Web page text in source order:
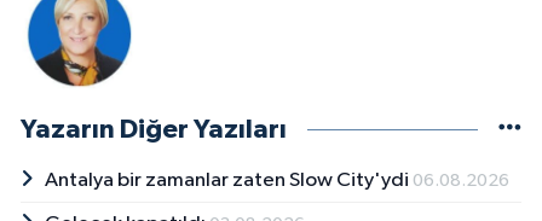
Yazarın Diğer Yazıları
Antalya bir zamanlar zaten Slow City'ydi 06.08.2026